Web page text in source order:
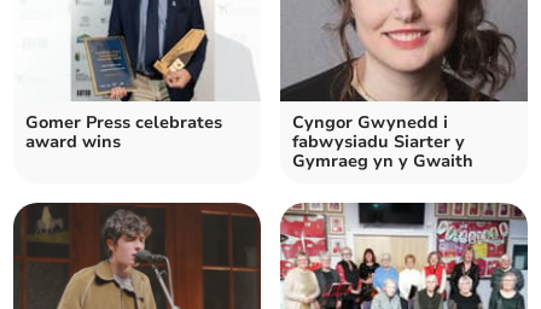
Gomer Press celebrates
award wins
Cyngor Gwynedd i
fabwysiadu Siarter y
Gymraeg yn y Gwaith